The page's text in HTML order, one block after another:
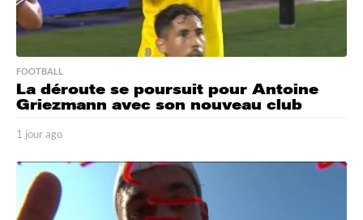
FOOTBALL
La déroute se poursuit pour Antoine
Griezmann avec son nouveau club
1 jour ago
o